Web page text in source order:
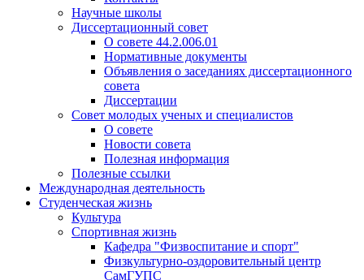
Научные школы
Диссертационный совет
О совете 44.2.006.01
Нормативные документы
Объявления о заседаниях диссертационного
совета
Диссертации
Совет молодых ученых и специалистов
О совете
Новости совета
Полезная информация
Полезные ссылки
Международная деятельность
Студенческая жизнь
Культура
Спортивная жизнь
Кафедра "Физвоспитание и спорт"
Физкультурно-оздоровительный центр
СамГУПС